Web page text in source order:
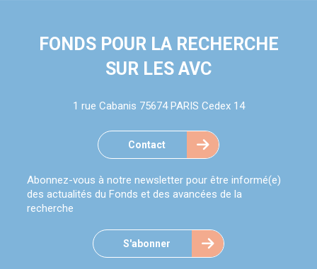
FONDS POUR LA RECHERCHE
SUR LES AVC
1 rue Cabanis 75674 PARIS Cedex 14
Contact
Abonnez-vous à notre newsletter pour être informé(e)
des actualités du Fonds et des avancées de la
recherche
S'abonner